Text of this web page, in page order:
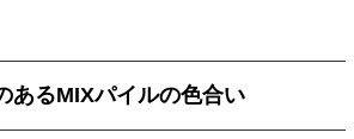
あるMIXパイルの色合い